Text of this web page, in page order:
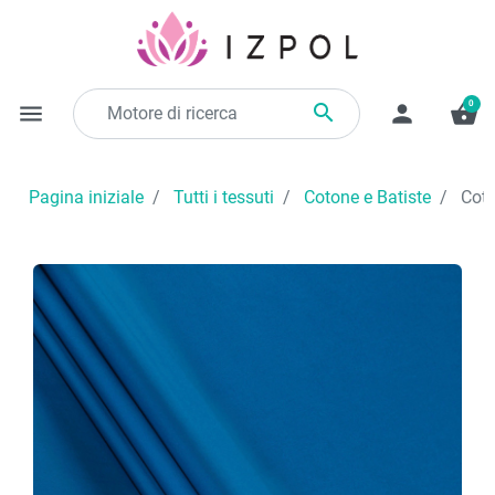
menu  person shopping_basket
0
Pagina iniziale Tutti i tessuti Cotone e Batiste